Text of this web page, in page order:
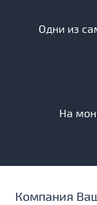
Одни из
На
Компания